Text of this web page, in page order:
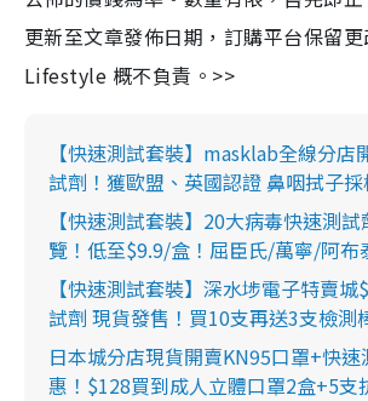
更新至文章發佈日期，訂購平台保留
Lifestyle 概不負責。>>
【快速測試套裝】masklab全線分店
試劑！獲歐盟、英國認證 鼻咽拭子
【快速測試套裝】20大病毒快速測
覽！低至$9.9/盒！屈臣氏/萬寧/阿
【快速測試套裝】深水埗電子特賣
試劑 現貨發售！買10支再送3支檢測
日本城分店現貨開賣KN95口罩+快
惠！$128買到成人立體口罩2盒+5支